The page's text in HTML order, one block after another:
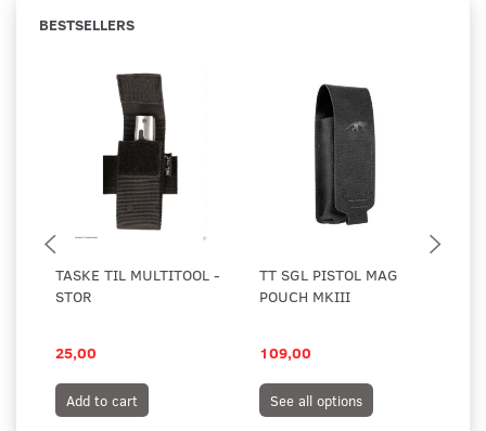
BESTSELLERS
TASKE TIL MULTITOOL -
STOR
25,00
Add to cart
TT SGL PISTOL MAG
POUCH MKIII
109,00
See all options